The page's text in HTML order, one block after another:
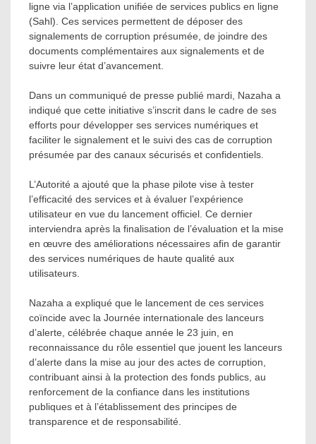
ligne via l’application unifiée de services publics en ligne
(Sahl). Ces services permettent de déposer des
signalements de corruption présumée, de joindre des
documents complémentaires aux signalements et de
suivre leur état d’avancement.
Dans un communiqué de presse publié mardi, Nazaha a
indiqué que cette initiative s’inscrit dans le cadre de ses
efforts pour développer ses services numériques et
faciliter le signalement et le suivi des cas de corruption
présumée par des canaux sécurisés et confidentiels.
L’Autorité a ajouté que la phase pilote vise à tester
l’efficacité des services et à évaluer l’expérience
utilisateur en vue du lancement officiel. Ce dernier
interviendra après la finalisation de l’évaluation et la mise
en œuvre des améliorations nécessaires afin de garantir
des services numériques de haute qualité aux
utilisateurs.
Nazaha a expliqué que le lancement de ces services
coïncide avec la Journée internationale des lanceurs
d’alerte, célébrée chaque année le 23 juin, en
reconnaissance du rôle essentiel que jouent les lanceurs
d’alerte dans la mise au jour des actes de corruption,
contribuant ainsi à la protection des fonds publics, au
renforcement de la confiance dans les institutions
publiques et à l’établissement des principes de
transparence et de responsabilité.